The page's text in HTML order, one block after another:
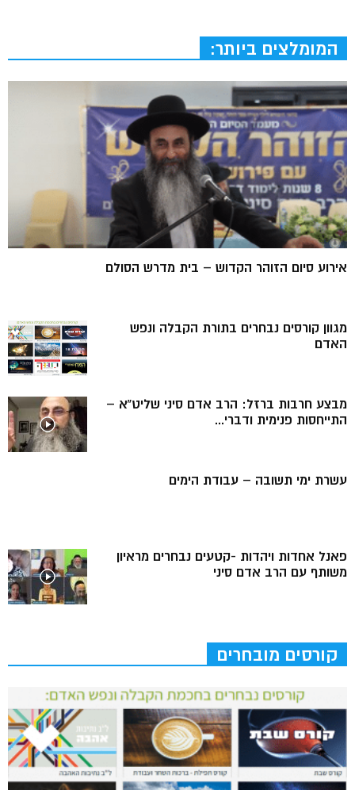
המומלצים ביותר:
אירוע סיום הזוהר הקדוש – בית מדרש הסולם
מגוון קורסים נבחרים בתורת הקבלה ונפש
האדם
מבצע חרבות ברזל: הרב אדם סיני שליט”א –
התייחסות פנימית ודברי...
עשרת ימי תשובה – עבודת הימים
פאנל אחדות ויהדות -קטעים נבחרים מראיון
משותף עם הרב אדם סיני
קורסים מובחרים